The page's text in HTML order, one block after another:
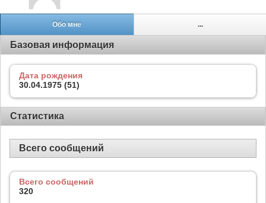
Обо мне ...
Базовая информация
Дата рождения
30.04.1975 (51)
Статистика
Всего сообщений
Всего сообщений
320